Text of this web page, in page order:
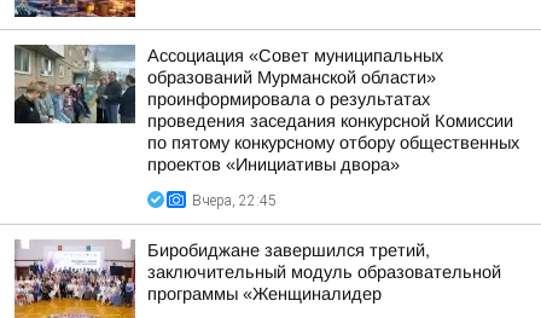
Ассоциация «Совет муниципальных
образований Мурманской области»
проинформировала о результатах
проведения заседания конкурсной Комиссии
по пятому конкурсному отбору общественных
проектов «Инициативы двора»
Вчера, 22:45
Биробиджане завершился третий,
заключительный модуль образовательной
программы «Женщиналидер